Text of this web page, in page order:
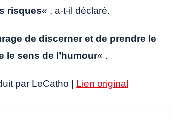
risques« , a-t-il déclaré.
de discerner et de prendre le
le sens de l’humour« .
par LeCatho | Lien original